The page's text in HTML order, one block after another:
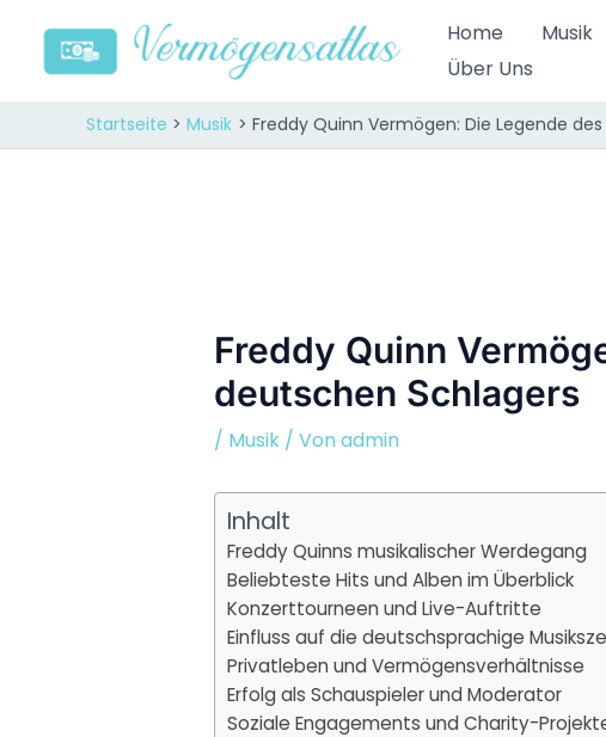
Inhalt
springen
Home Musik
Über Uns
Startseite Musik Freddy Quinn Vermögen: Die Legende
Freddy Quinn
deutschen Schlagers
/ Musik/ Von admin
Inhalt
Freddy Quinns musikalischer Werdegang
Beliebteste Hits und Alben im Überblick
Konzerttourneen und Live-Auftritte
Einfluss auf die deutschsprachige
Privatleben und Vermögensverhältnisse
Erfolg als Schauspieler und Moderator
Soziale Engagements und Charity-